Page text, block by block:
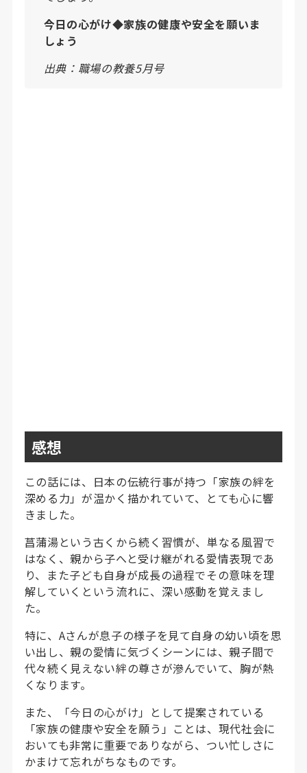
今日の心がけ◆家族の健康や安全を願いま
しょう
出典：職場の教養5月号
感想
この話には、日本の伝統行事が持つ「家族の絆を
深める力」が温かく描かれていて、とても心に響
きました。
菖蒲湯という古くから続く習慣が、単なる風習で
はなく、親から子へと受け継がれる愛情表現であ
り、また子ども自身が成長の過程でその意味を理
解していくという流れに、深い感動を覚えまし
た。
特に、Aさんが息子の様子を見て自身の幼い頃を思
い出し、親の愛情に気づくシーンには、親子間で
代々続く見えない絆の尊さが滲んでいて、胸が熱
くなります。
また、「今日の心がけ」として提案されている
「家族の健康や安全を願う」ことは、現代社会に
おいても非常に重要でありながら、つい忙しさに
かまけて忘れがちなものです。